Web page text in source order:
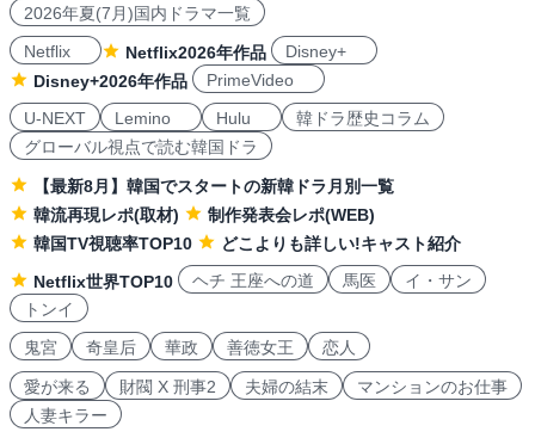
2026年夏(7月)国内ドラマ一覧
Netflix
Netflix2026年作品
Disney+
Disney+2026年作品
PrimeVideo
U-NEXT
Lemino Hulu
韓ドラ歴史コラム
グローバル視点で読む韓国ドラ
【最新8月】韓国でスタートの新韓ドラ月別一覧
韓流再現レポ(取材)
制作発表会レポ(WEB)
韓国TV視聴率TOP10
どこよりも詳しい!キャスト紹介
Netflix世界TOP10
ヘチ 王座への道 馬医
イ・サン
トンイ
鬼宮
奇皇后 華政 善徳女王 恋人
愛が来る 財閥 X 刑事2 夫婦の結末
マンションのお仕事
人妻キラー